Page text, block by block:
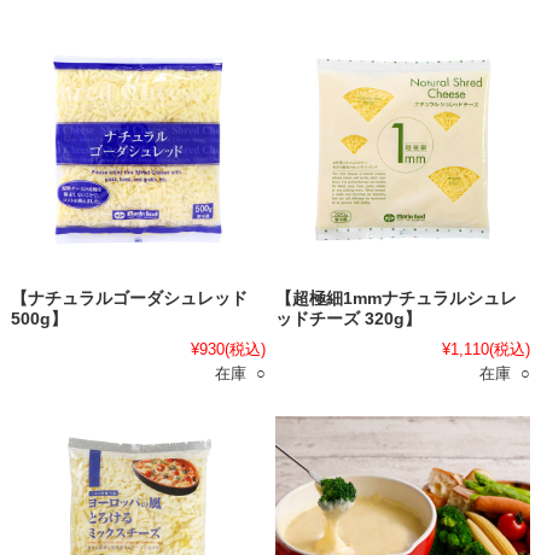
【ナチュラルゴーダシュレッド
500g】
¥930(税込)
在庫 ○
【超極細1mmナチュラルシュレ
ッドチーズ 320g】
¥1,110(税込)
在庫 ○